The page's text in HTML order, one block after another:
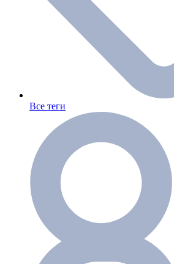
Все теги